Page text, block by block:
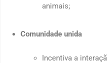
animais;
Comunidade unida
Incentiva a